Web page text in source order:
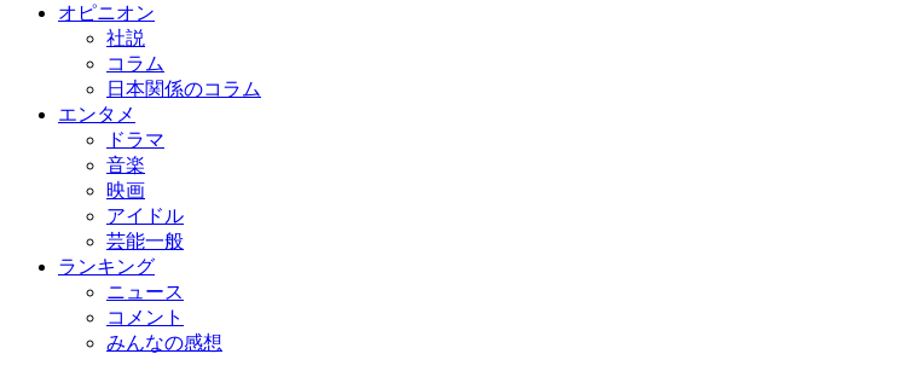
オピニオン
社説
コラム
日本関係のコラム
エンタメ
ドラマ
音楽
映画
アイドル
芸能一般
ランキング
ニュース
コメント
みんなの感想